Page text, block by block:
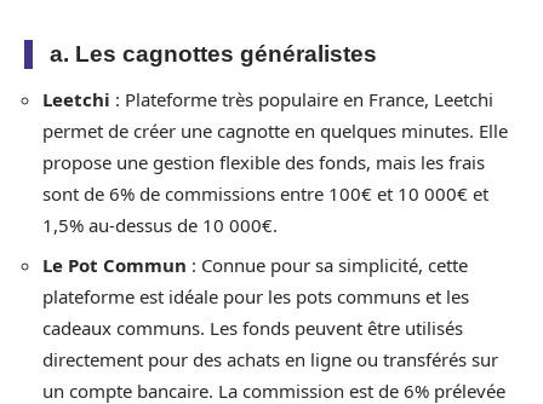
a. Les cagnottes généralistes
Leetchi : Plateforme très populaire en France, Leetchi
permet de créer une cagnotte en quelques minutes. Elle
propose une gestion flexible des fonds, mais les frais
sont de 6% de commissions entre 100€ et 10 000€ et
1,5% au-dessus de 10 000€.
Le Pot Commun : Connue pour sa simplicité, cette
plateforme est idéale pour les pots communs et les
cadeaux communs. Les fonds peuvent être utilisés
directement pour des achats en ligne ou transférés sur
un compte bancaire. La commission est de 6% prélevée